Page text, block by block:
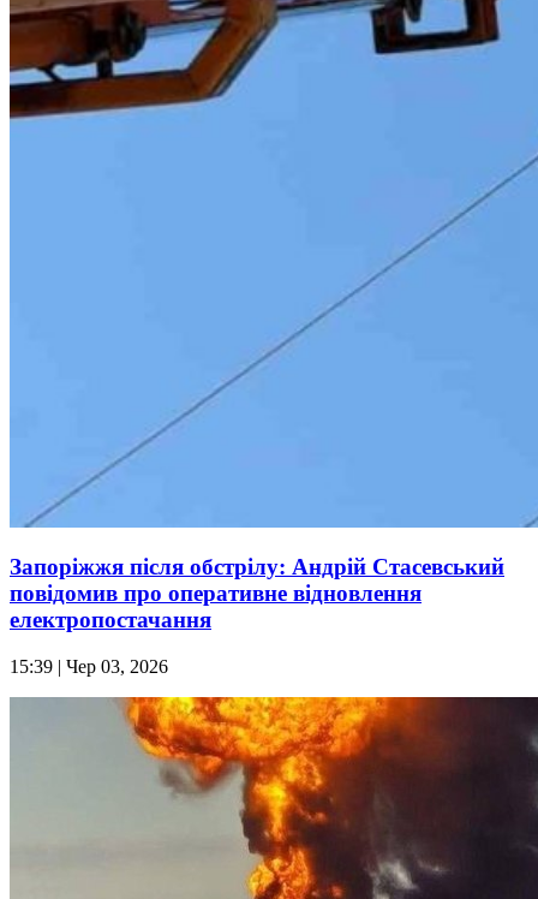
Запоріжжя після обстрілу: Андрій Стасевський
повідомив про оперативне відновлення
електропостачання
15:39 | Чер 03, 2026